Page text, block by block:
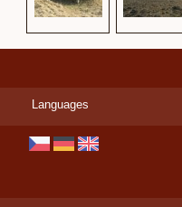
Languages